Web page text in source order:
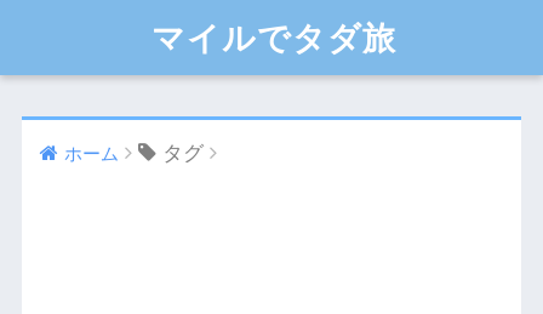
マイルでタダ旅
ホーム タグ